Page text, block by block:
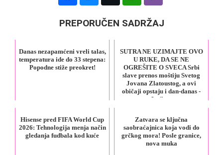
PREPORUČEN SADRŽAJ
Danas nezapamćeni vreli talas,
temperatura ide do 33 stepena:
Popodne stiže preokret!
SUTRA NE UZIMAJTE OVO
U RUKE, DA SE NE
OGREŠITE O SVECA Srbi
slave prenos moštiju Svetog
Jovana Zlatoustog, a ovi
običaji opstaju i dan-danas -
Lajk.rs
Hisense pred FIFA World Cup
2026: Tehnologija menja način
gledanja fudbala kod kuće
Zatvara se ključna
saobraćajnica koja vodi do
grčkog mora! Posle granice,
nova muka